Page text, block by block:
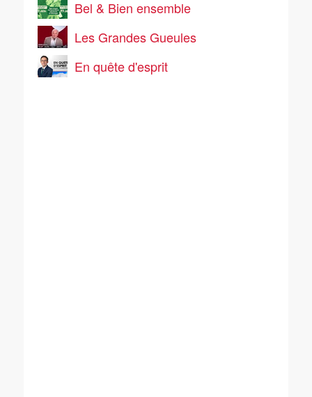
Bel & Bien ensemble
Les Grandes Gueules
En quête d'esprit